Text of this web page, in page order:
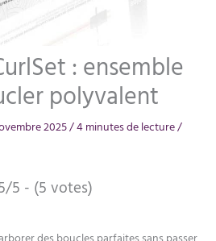
: ensemble
polyvalent
2025/4 minutes de lecture/
5 - (5 votes)